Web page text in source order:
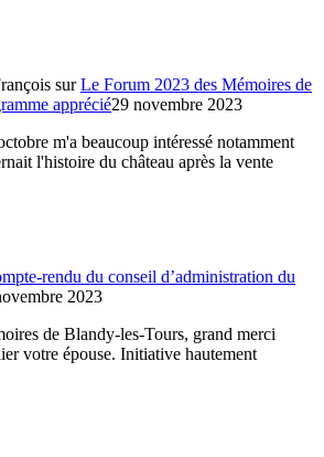
surLe Forum 2023 des Mémoires de
apprécié29 novembre 2023
m'a beaucoup intéressé notamment
l'histoire du château après la vente
rendu du conseil d’administration du
2023
de Blandy-les-Tours, grand merci
votre épouse. Initiative hautement